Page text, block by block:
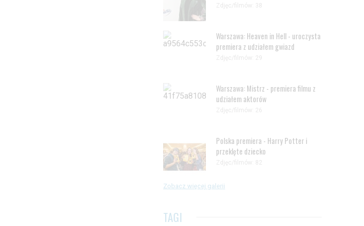
Zdjęc/filmów: 38
Warszawa: Heaven in Hell - uroczysta
premiera z udziałem gwiazd
Zdjęc/filmów: 29
Warszawa: Mistrz - premiera filmu z
udziałem aktorów
Zdjęc/filmów: 26
Polska premiera - Harry Potter i
przeklęte dziecko
Zdjęc/filmów: 82
Zobacz więcej galerii
TAGI